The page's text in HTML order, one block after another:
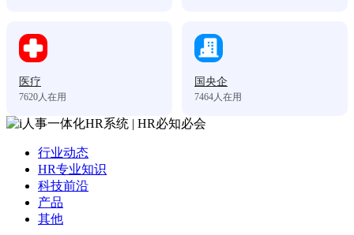
医疗
7620人在用
国央企
7464人在用
行业动态
HR专业知识
科技前沿
产品
其他